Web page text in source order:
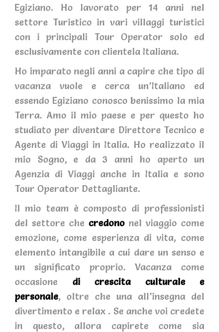
Egiziano. Ho lavorato per 14 anni nel
settore Turistico in vari villaggi turistici
con i principali Tour Operator solo ed
esclusivamente con clientela Italiana.
Ho imparato negli anni a capire che tipo di
vacanza vuole e cerca un’Italiano ed
essendo Egiziano conosco benissimo la mia
Terra. Amo il mio paese e per questo ho
studiato per diventare Direttore Tecnico e
Agente di Viaggi in Italia. Ho realizzato il
mio Sogno, e da 3 anni ho aperto un
Agenzia di Viaggi anche in Italia e sono
Tour Operator Dettagliante.
Il mio team è composto di professionisti
del settore che credono nel viaggio come
emozione, come esperienza di vita, come
elemento intangibile a cui dare un senso e
un significato proprio. Vacanza come
occasione di crescita culturale e
personale, oltre che una all’insegna del
divertimento e relax . Se anche voi credete
in questo, allora capirete come sia